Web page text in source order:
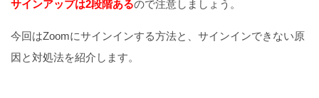
サインアップは2段階あるので注意しましょう。
今回はZoomにサインインする方法と、サインインできない原
因と対処法を紹介します。